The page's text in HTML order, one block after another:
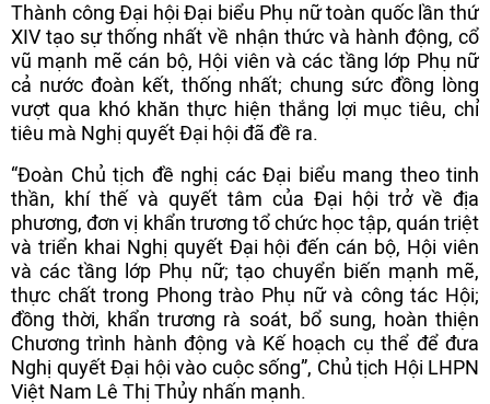
Thành công Đại hội Đại biểu Phụ nữ toàn quốc lần thứ
XIV tạo sự thống nhất về nhận thức và hành động, cổ
vũ mạnh mẽ cán bộ, Hội viên và các tầng lớp Phụ nữ
cả nước đoàn kết, thống nhất; chung sức đồng lòng
vượt qua khó khăn thực hiện thắng lợi mục tiêu, chỉ
tiêu mà Nghị quyết Đại hội đã đề ra.
“Đoàn Chủ tịch đề nghị các Đại biểu mang theo tinh
thần, khí thế và quyết tâm của Đại hội trở về địa
phương, đơn vị khẩn trương tổ chức học tập, quán triệt
và triển khai Nghị quyết Đại hội đến cán bộ, Hội viên
và các tầng lớp Phụ nữ; tạo chuyển biến mạnh mẽ,
thực chất trong Phong trào Phụ nữ và công tác Hội;
đồng thời, khẩn trương rà soát, bổ sung, hoàn thiện
Chương trình hành động và Kế hoạch cụ thể để đưa
Nghị quyết Đại hội vào cuộc sống”, Chủ tịch Hội LHPN
Việt Nam Lê Thị Thủy nhấn mạnh.